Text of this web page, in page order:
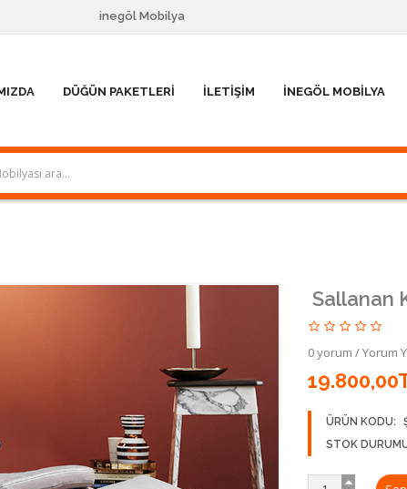
inegöl Mobilya
DÜĞÜN PAKETLERI İLETIŞIM İNEGÖL MOBILYA
Sallanan
0 yorum /Yorum
ÜRÜN KODU:
STOK